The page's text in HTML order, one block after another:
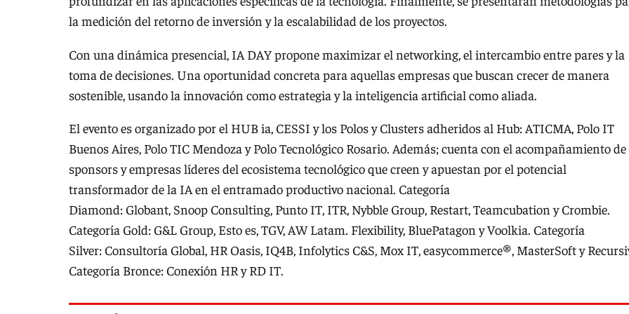
la medición del retorno de inversión y la escalabilidad de los proyectos.
Con una dinámica presencial, IA DAY propone maximizar el networking, el intercambio entre pares y la
toma de decisiones. Una oportunidad concreta para aquellas empresas que buscan crecer de manera
sostenible, usando la innovación como estrategia y la inteligencia artificial como aliada.
El evento es organizado por el HUB ia, CESSI y los Polos y Clusters adheridos al Hub: ATICMA, Polo IT
Buenos Aires, Polo TIC Mendoza y Polo Tecnológico Rosario. Además; cuenta con el acompañamiento de
sponsors y empresas líderes del ecosistema tecnológico que creen y apuestan por el potencial
transformador de la IA en el entramado productivo nacional. Categoría
Diamond: Globant, Snoop Consulting, Punto IT, ITR, Nybble Group, Restart, Teamcubation y Crombie.
Categoría Gold: G&L Group, Esto es, TGV, AW Latam. Flexibility, BluePatagon y Voolkia. Categoría
Silver: Consultoría Global, HR Oasis, IQ4B, Infolytics C&S, Mox IT, easycommerce®, MasterSoft y
Categoría Bronce: Conexión HR y RD IT.